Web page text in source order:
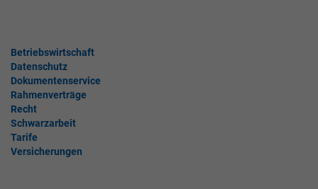
Betriebswirtschaft
Datenschutz
Dokumentenservice
Rahmenverträge
Recht
Schwarzarbeit
Tarife
Versicherungen